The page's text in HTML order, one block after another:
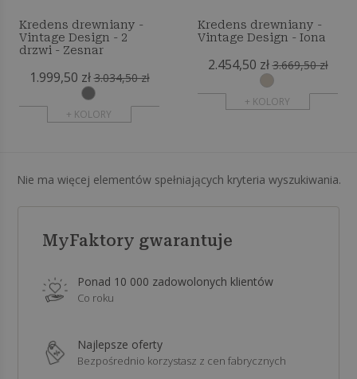
Kredens drewniany -
Vintage Design - 2
drzwi - Zesnar
1.999,50 zł 3.034,50 zł
+ KOLORY
Kredens drewniany -
Vintage Design - Iona
2.454,50 zł 3.669,50 zł
+ KOLORY
Nie ma więcej elementów spełniających kryteria wyszukiwania.
MyFaktory gwarantuje
Ponad 10 000 zadowolonych klientów
Co roku
Najlepsze oferty
Bezpośrednio korzystasz z cen fabrycznych